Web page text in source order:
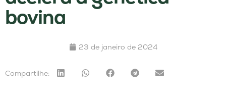
bovina
23 de janeiro de 2024
Compartilhe: